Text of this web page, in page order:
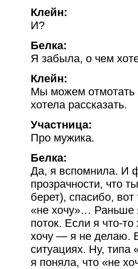
Клейн:
И?
Белка:
Я забыла, о чем
Клейн:
Мы можем отмотать
хотела рассказать.
Участница:
Про мужика.
Белка:
Да, я вспомнила. И
прозрачности, что
берет), спасибо,
«не хочу»… Раньше
поток. Если я что-то
хочу — я не делаю.
ситуациях. Ну, типа
я поняла, что «не